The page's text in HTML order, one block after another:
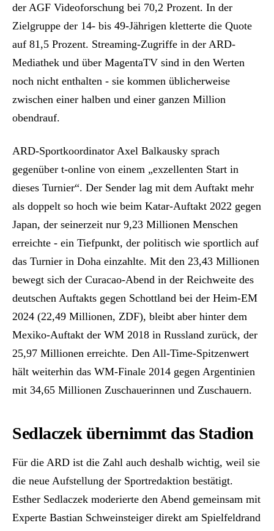
der AGF Videoforschung bei 70,2 Prozent. In der
Zielgruppe der 14- bis 49-Jährigen kletterte die Quote
auf 81,5 Prozent. Streaming-Zugriffe in der ARD-
Mediathek und über MagentaTV sind in den Werten
noch nicht enthalten - sie kommen üblicherweise
zwischen einer halben und einer ganzen Million
obendrauf.
ARD-Sportkoordinator Axel Balkausky sprach
gegenüber t-online von einem „exzellenten Start in
dieses Turnier“. Der Sender lag mit dem Auftakt mehr
als doppelt so hoch wie beim Katar-Auftakt 2022 gegen
Japan, der seinerzeit nur 9,23 Millionen Menschen
erreichte - ein Tiefpunkt, der politisch wie sportlich auf
das Turnier in Doha einzahlte. Mit den 23,43 Millionen
bewegt sich der Curacao-Abend in der Reichweite des
deutschen Auftakts gegen Schottland bei der Heim-EM
2024 (22,49 Millionen, ZDF), bleibt aber hinter dem
Mexiko-Auftakt der WM 2018 in Russland zurück, der
25,97 Millionen erreichte. Den All-Time-Spitzenwert
hält weiterhin das WM-Finale 2014 gegen Argentinien
mit 34,65 Millionen Zuschauerinnen und Zuschauern.
Sedlaczek übernimmt das Stadion
Für die ARD ist die Zahl auch deshalb wichtig, weil sie
die neue Aufstellung der Sportredaktion bestätigt.
Esther Sedlaczek moderierte den Abend gemeinsam mit
Experte Bastian Schweinsteiger direkt am Spielfeldrand